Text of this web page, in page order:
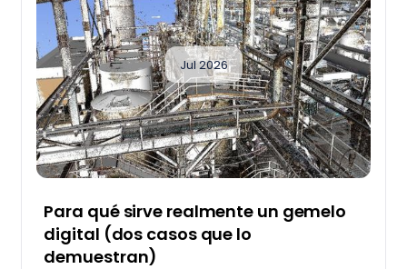
Jul 2026
Para qué sirve realmente un gemelo
digital (dos casos que lo
demuestran)